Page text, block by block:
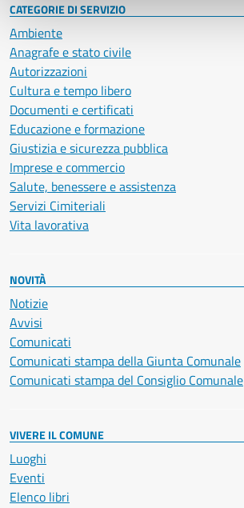
CATEGORIE DI SERVIZIO
Ambiente
Anagrafe e stato civile
Autorizzazioni
Cultura e tempo libero
Documenti e certificati
Educazione e formazione
Giustizia e sicurezza pubblica
Imprese e commercio
Salute, benessere e assistenza
Servizi Cimiteriali
Vita lavorativa
NOVITÀ
Notizie
Avvisi
Comunicati
Comunicati stampa della Giunta Comunale
Comunicati stampa del Consiglio Comunale
VIVERE IL COMUNE
Luoghi
Eventi
Elenco libri